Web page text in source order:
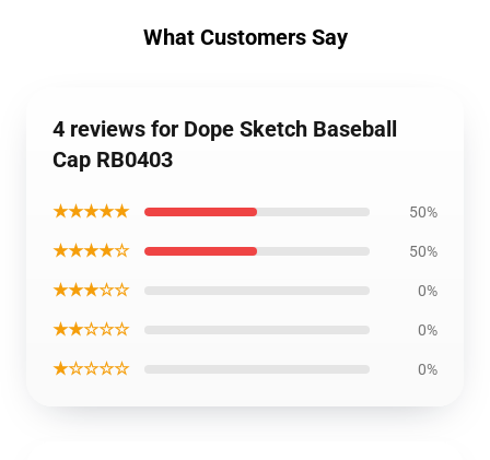
What Customers Say
4 reviews for Dope Sketch Baseball
Cap RB0403
★★★★★ 50%
★★★★☆ 50%
★★★☆☆ 0%
★★☆☆☆ 0%
★☆☆☆☆ 0%